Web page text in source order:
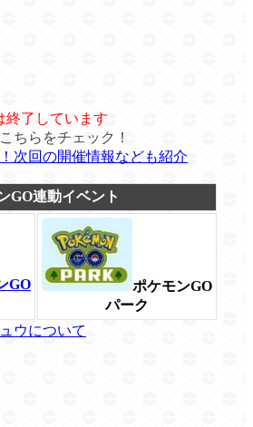
了しています
ちらをチェック！
次回の開催情報なども紹介
GO連動イベント
GO
ポケモンGO
パーク
ウについて